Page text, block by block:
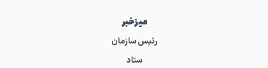
میز‌خبر
رئیس سازمان
ستاد